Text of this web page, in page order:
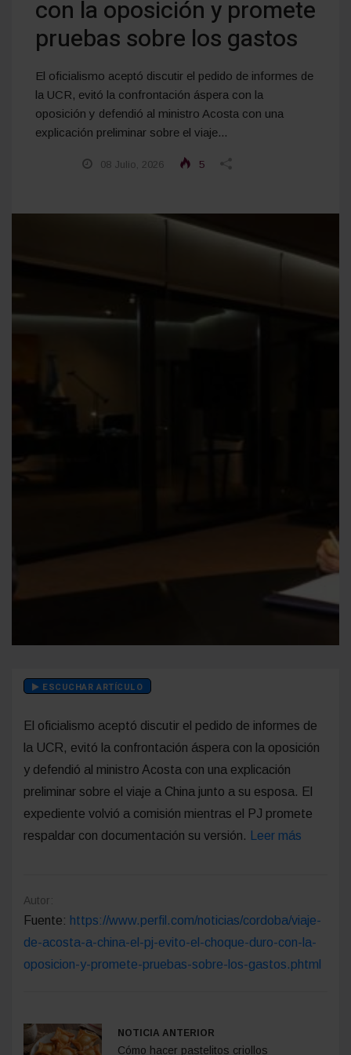
con la oposición y promete
pruebas sobre los gastos
El oficialismo aceptó discutir el pedido de informes de
la UCR, evitó la confrontación áspera con la
oposición y defendió al ministro Acosta con una
explicación preliminar sobre el viaje...
08 Julio, 2026 5
ESCUCHAR ARTÍCULO
El oficialismo aceptó discutir el pedido de informes de
la UCR, evitó la confrontación áspera con la oposición
y defendió al ministro Acosta con una explicación
preliminar sobre el viaje a China junto a su esposa. El
expediente volvió a comisión mientras el PJ promete
respaldar con documentación su versión.
Leer más
Autor:
Fuente: https://www.perfil.com/noticias/cordoba/viaje-
de-acosta-a-china-el-pj-evito-el-choque-duro-con-la-
oposicion-y-promete-pruebas-sobre-los-gastos.phtml
NOTICIA ANTERIOR
Cómo hacer pastelitos criollos